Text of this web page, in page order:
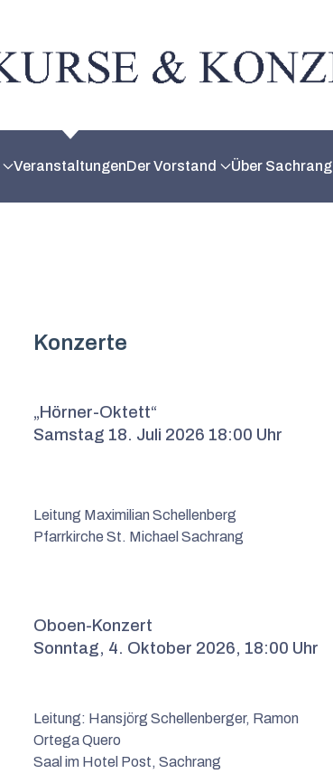
VeranstaltungenDer Vorstand Über Sachrang
Konzerte
„Hörner-Oktett“
Samstag 18. Juli 2026 18:00 Uhr
Leitung Maximilian Schellenberg
Pfarrkirche St. Michael Sachrang
Oboen-Konzert
Sonntag, 4. Oktober 2026, 18:00 Uhr
Leitung: Hansjörg Schellenberger, Ramon
Ortega Quero
Saal im Hotel Post, Sachrang